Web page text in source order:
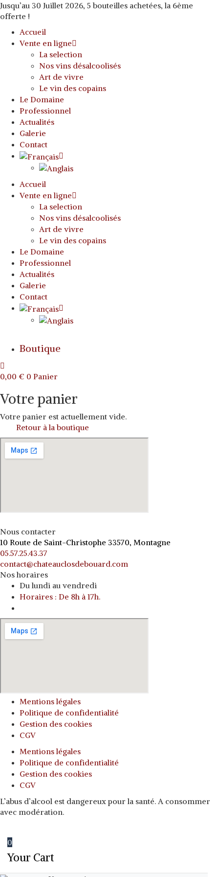
Jusqu’au 30 Juillet 2026, 5 bouteilles achetées, la 6ème
offerte !
Accueil
Vente en ligne
La selection
Nos vins désalcoolisés
Art de vivre
Le vin des copains
Le Domaine
Professionnel
Actualités
Galerie
Contact
Accueil
Vente en ligne
La selection
Nos vins désalcoolisés
Art de vivre
Le vin des copains
Le Domaine
Professionnel
Actualités
Galerie
Contact
Boutique
0,00 € 0 Panier
Votre panier
Votre panier est actuellement vide.
Retour à la boutique
Nous contacter
10 Route de Saint-Christophe 33570, Montagne
05.57.25.43.37
contact@chateauclosdebouard.com
Nos horaires
Du lundi au vendredi
Horaires : De 8h à 17h.
Mentions légales
Politique de confidentialité
Gestion des cookies
CGV
Mentions légales
Politique de confidentialité
Gestion des cookies
CGV
L’abus d’alcool est dangereux pour la santé. A consommer
avec modération.
0
Your Cart